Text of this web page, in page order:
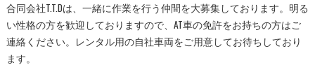
合同会社T.T.Dは、一緒に作業を行う仲間を大募集しております。明る
い性格の方を歓迎しておりますので、AT車の免許をお持ちの方はご
連絡ください。レンタル用の自社車両をご用意してお待ちしており
ます。